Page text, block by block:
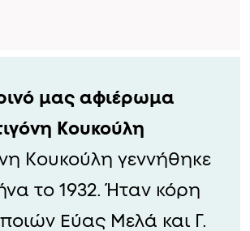
μας αφιέρωμα
Κουκούλη
Κουκούλη γεννήθηκε
το 1932. Ήταν κόρη
Εύας Μελά και Γ.